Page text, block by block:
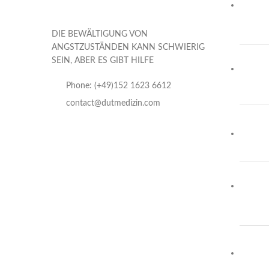
DIE BEWÄLTIGUNG VON
ANGSTZUSTÄNDEN KANN SCHWIERIG
SEIN, ABER ES GIBT HILFE
Phone: (+49)152 1623 6612
contact@dutmedizin.com